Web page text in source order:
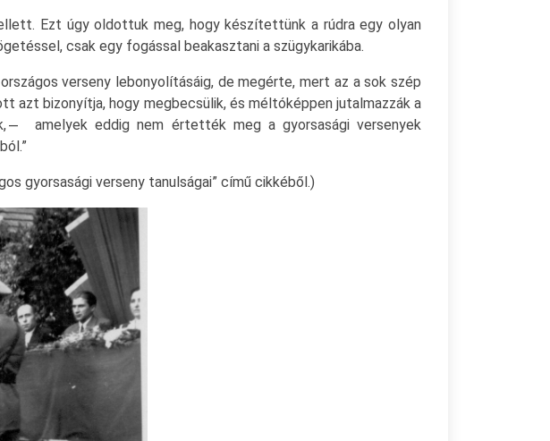
Ezt úgy oldottuk meg, hogy készítettünk a rúdra egy olyan
csak egy fogással beakasztani a szügykarikába.
verseny lebonyolításáig, de megérte, mert az a sok szép
azt bizonyítja, hogy megbecsülik, és méltóképpen jutalmazzák a
amelyek eddig nem értették meg a gyorsasági versenyek
gyorsasági verseny tanulságai” című cikkéből.)